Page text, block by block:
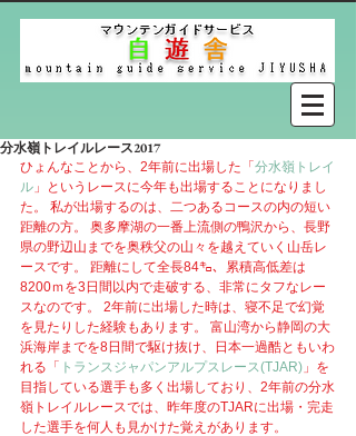
分水嶺トレイルレース2017
ひょんなことから、2年前に出場した「 分水嶺トレイ
ル 」というレースに今年も出場することになりまし
た。 私が出場するのは、二つあるコースの内の短い
距離の方。 奥多摩湖の一番上流側の鴨沢から、長野
県の野辺山までを奥秩父の山々を越えていく山岳レ
ースです。 距離にして全長84㌔、累積高低差は
8200ｍを3日間以内で走破する、非常にタフなレー
スなのです。 2年前に出場した時は、寝不足で幻覚
を見たりした経験もあります。 富山湾から静岡の大
浜海岸までを8日間で駆け抜け、日本一過酷ともいわ
れる「 トランスジャパンアルプスレース(TJAR) 」を
目指している選手も多く出場しており、2年前の分水
嶺トレイルレースでは、昨年度のTJARに出場・完走
した選手を何人も見かけた覚えがあります。